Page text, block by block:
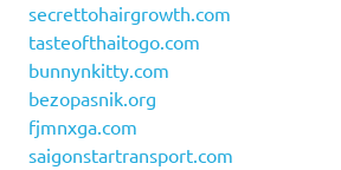
secrettohairgrowth.com
tasteofthaitogo.com
bunnynkitty.com
bezopasnik.org
fjmnxga.com
saigonstartransport.com